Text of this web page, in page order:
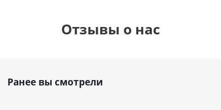
Отзывы о нас
Ранее вы смотрели